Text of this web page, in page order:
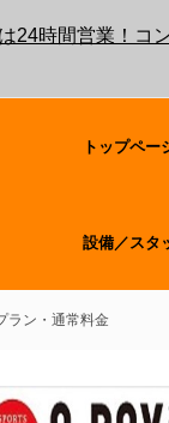
24時間営業！コ
トップペー
設備／スタ
ラン・通常料金